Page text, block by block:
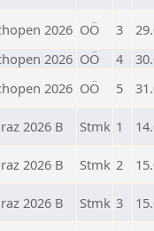
2026 OÖ 3
2026 OÖ 4
2026 OÖ 5
2026 B Stmk 1
2026 B Stmk 2
2026 B Stmk 3